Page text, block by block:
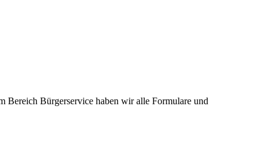
Bereich Bürgerservice haben wir alle Formulare und